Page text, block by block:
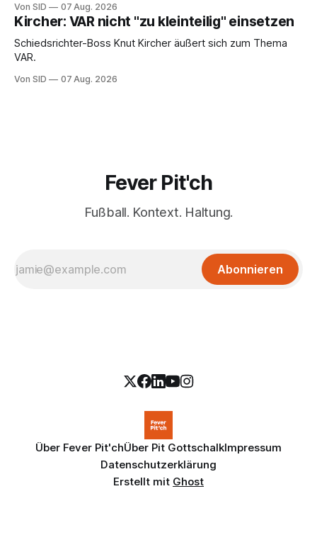
Von SID 07 Aug. 2026
Kircher: VAR nicht "zu kleinteilig" einsetzen
Schiedsrichter-Boss Knut Kircher äußert sich zum Thema
VAR.
Von SID 07 Aug. 2026
Fever Pit'ch
Fußball. Kontext. Haltung.
Abonnieren
Über Fever Pit'chÜber Pit GottschalkImpressum
Datenschutzerklärung
Erstellt mit Ghost